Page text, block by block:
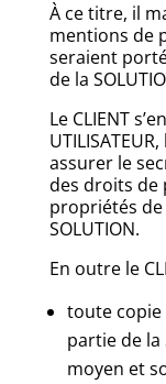
À ce titre, il
mentions de
seraient
de la
Le CLIENT
assurer le
des droits de
propriétés de
SOLUTION.
En outre le
toute
partie de la
moyen et